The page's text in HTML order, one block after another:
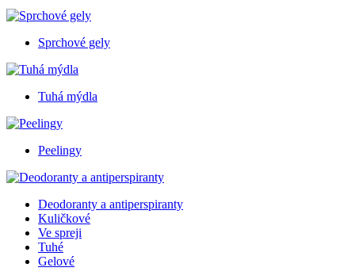
Sprchové gely
Tuhá mýdla
Peelingy
Deodoranty a antiperspiranty
Kuličkové
Ve spreji
Tuhé
Gelové